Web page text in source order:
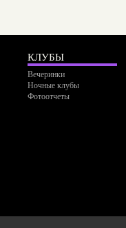
КЛУБЫ
Вечеринки
Ночные клубы
Фотоотчеты